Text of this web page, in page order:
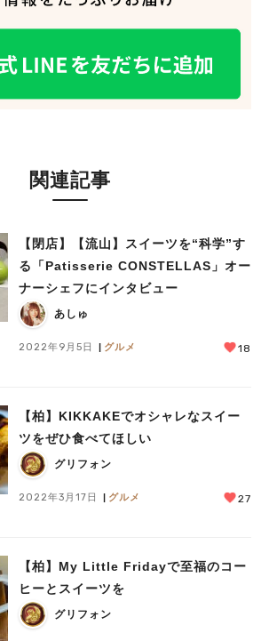
関連記事
【閉店】【流山】スイーツを“科学”す
る「Patisserie CONSTELLAS」オー
ナーシェフにインタビュー
あしゅ
2022年9月5日 グルメ 18
【柏】KIKKAKEでオシャレなスイー
ツをぜひ食べてほしい
グリフォン
2022年3月17日 グルメ 27
【柏】My Little Fridayで至福のコー
ヒーとスイーツを
グリフォン